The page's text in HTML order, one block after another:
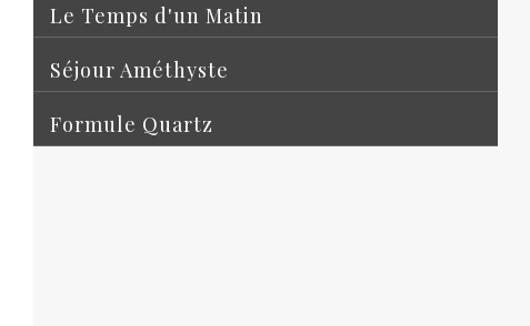
Le Temps d'un Matin
Séjour Améthyste
Formule Quartz